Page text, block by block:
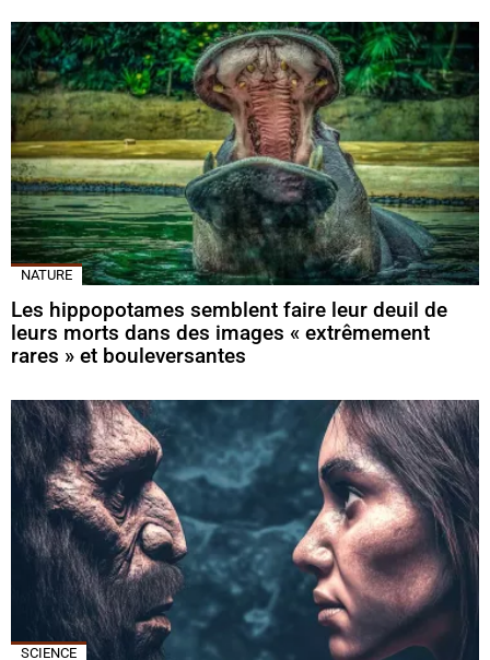
NATURE
Les hippopotames semblent faire leur deuil de
leurs morts dans des images « extrêmement
rares » et bouleversantes
SCIENCE